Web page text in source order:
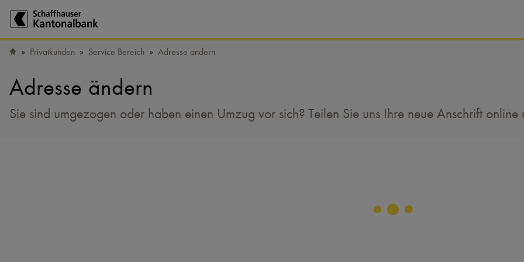
Privatkunden Service Bereich Adresse ändern
Adresse ändern
Sie sind umgezogen oder haben einen Umzug vor sich? Teilen Sie uns Ihre neue Anschrift online